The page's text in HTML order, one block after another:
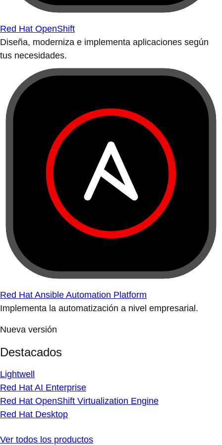
Red Hat OpenShift
Diseña, moderniza e implementa aplicaciones según
tus necesidades.
Red Hat Ansible Automation Platform
Implementa la automatización a nivel empresarial.
Nueva versión
Destacados
Lightwell
Red Hat AI Enterprise
Red Hat OpenShift Virtualization Engine
Red Hat Desktop
Ver todos los productos